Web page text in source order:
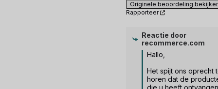
Originele beoordeling
Rapporteer
Reactie door
recommerce.com
Hallo,
Het spijt ons oprecht
horen dat de
die u heeft ontvangen